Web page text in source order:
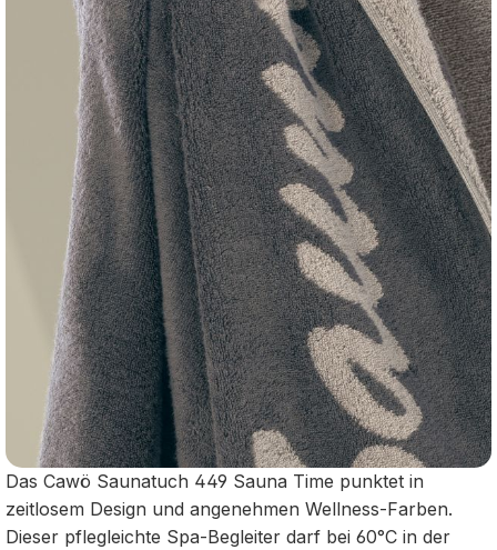
Das Cawö Saunatuch 449 Sauna Time punktet in
zeitlosem Design und angenehmen Wellness-Farben.
Dieser pflegleichte Spa-Begleiter darf bei 60°C in der